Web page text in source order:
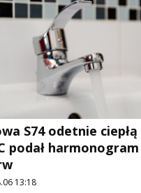
S74 odetnie
podał harmonogram
13:18